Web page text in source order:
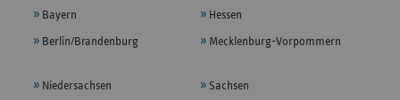
Bayern
Berlin/Brandenburg
Hessen
Mecklenburg-Vorpommern
Niedersachsen Sachsen